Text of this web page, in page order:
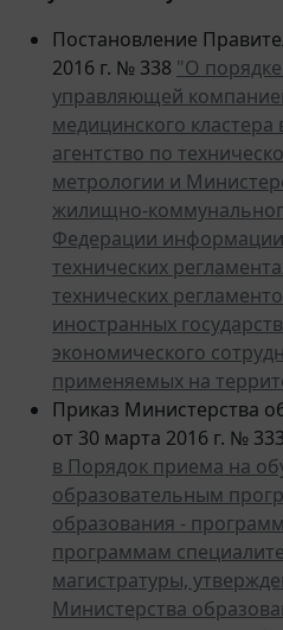
2016 г. № 338"О
управляющей
медицинского
агентство по
метрологии и
жилищно-
Федерации
технических
технических
иностранных
экономического
применяемых на
Приказ Министерства
от 30 марта 2016 г. №
в Порядок приема на
образовательным
образования -
программам
магистратуры,
Министерства
Федерации от 14